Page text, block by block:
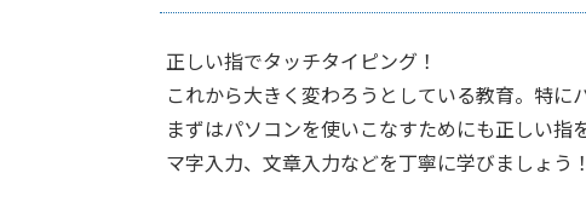
正しい指でタッチタイピング！
これから大きく変わろうとしている教育。特に
まずはパソコンを使いこなすためにも正しい
マ字入力、文章入力などを丁寧に学びましょう！